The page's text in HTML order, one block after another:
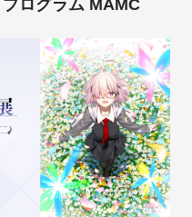
ログラム MAMC